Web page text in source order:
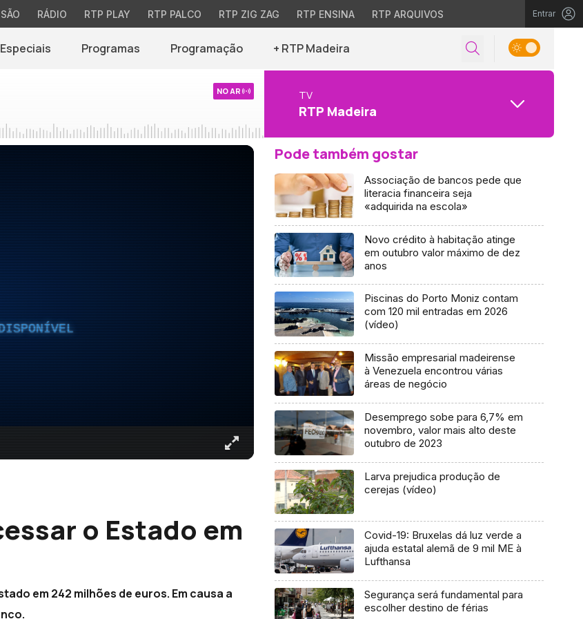
RÁDIO RTP PLAY RTP PALCO RTP ZIG ZAG RTP ENSINA RTP ARQUIVOS Entrar
Especiais Programas Programação + RTP Madeira
NO AR TV
RTP Madeira
o Estado em
em 242 milhões de euros. Em causa a
Pode também gostar
Associação de bancos pede que
literacia financeira seja
«adquirida na escola»
Novo crédito à habitação atinge
em outubro valor máximo de dez
anos
Piscinas do Porto Moniz contam
com 120 mil entradas em 2026
(vídeo)
Missão empresarial madeirense
à Venezuela encontrou várias
áreas de negócio
Desemprego sobe para 6,7% em
novembro, valor mais alto deste
outubro de 2023
Larva prejudica produção de
cerejas (vídeo)
Covid-19: Bruxelas dá luz verde a
ajuda estatal alemã de 9 mil ME à
Lufthansa
Segurança será fundamental para
escolher destino de férias